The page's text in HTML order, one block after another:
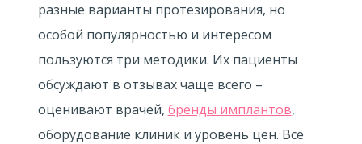
разные варианты протезирования, но
особой популярностью и интересом
пользуются три методики. Их пациенты
обсуждают в отзывах чаще всего –
оценивают врачей, бренды имплантов,
оборудование клиник и уровень цен. Все